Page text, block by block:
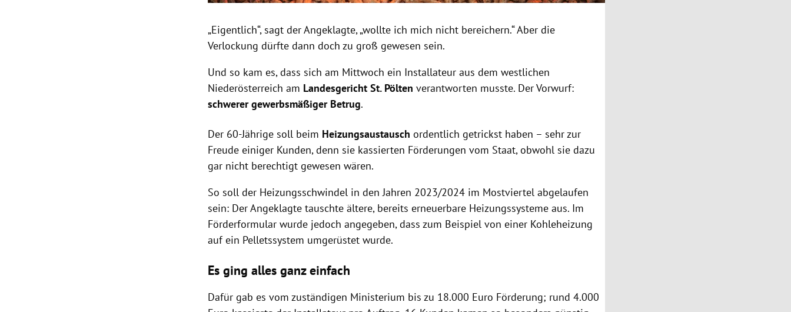
„Eigentlich“, sagt der Angeklagte, „wollte ich mich nicht bereichern.“ Aber die
Verlockung dürfte dann doch zu groß gewesen sein.
Und so kam es, dass sich am Mittwoch ein Installateur aus dem westlichen
Niederösterreich am Landesgericht St. Pölten verantworten musste. Der Vorwurf:
schwerer gewerbsmäßiger Betrug.
Der 60-Jährige soll beim Heizungsaustausch ordentlich getrickst haben – sehr zur
Freude einiger Kunden, denn sie kassierten Förderungen vom Staat, obwohl sie dazu
gar nicht berechtigt gewesen wären.
So soll der Heizungsschwindel in den Jahren 2023/2024 im Mostviertel abgelaufen
sein: Der Angeklagte tauschte ältere, bereits erneuerbare Heizungssysteme aus. Im
Förderformular wurde jedoch angegeben, dass zum Beispiel von einer Kohleheizung
auf ein Pelletssystem umgerüstet wurde.
Es ging alles ganz einfach
Dafür gab es vom zuständigen Ministerium bis zu 18.000 Euro Förderung; rund 4.000